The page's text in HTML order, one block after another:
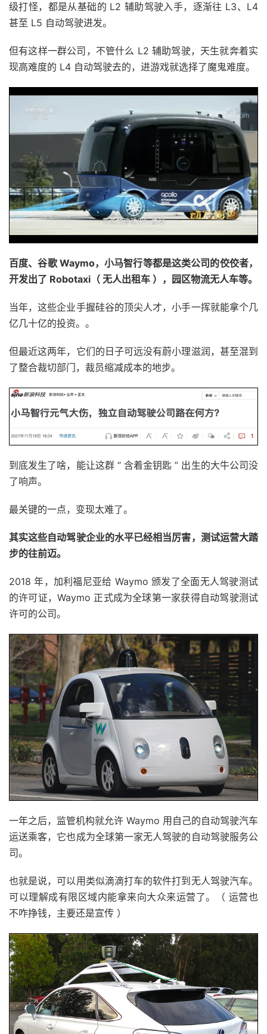
级打怪，都是从基础的 L2 辅助驾驶入手，逐渐往 L3、L4
甚至 L5 自动驾驶进发。
但有这样一群公司，不管什么 L2 辅助驾驶，天生就奔着实
现高难度的 L4 自动驾驶去的，进游戏就选择了魔鬼难度。
百度、谷歌 Waymo，小马智行等都是这类公司的佼佼者，
开发出了 Robotaxi（ 无人出租车 ），园区物流无人车等。
当年，这些企业手握硅谷的顶尖人才，小手一挥就能拿个几
亿几十亿的投资。。
但最近这两年，它们的日子可远没有蔚小理滋润，甚至混到
了整合裁切部门，裁员缩减成本的地步。
到底发生了啥，能让这群 “ 含着金钥匙 ” 出生的大牛公司没
了响声。
最关键的一点，变现太难了。
其实这些自动驾驶企业的水平已经相当厉害，测试运营大踏
步的往前迈。
2018 年，加利福尼亚给 Waymo 颁发了全面无人驾驶测试
的许可证，Waymo 正式成为全球第一家获得自动驾驶测试
许可的公司。
一年之后，监管机构就允许 Waymo 用自己的自动驾驶汽车
运送乘客，它也成为全球第一家无人驾驶的自动驾驶服务公
司。
也就是说，可以用类似滴滴打车的软件打到无人驾驶汽车。
可以理解成有限区域内能拿来向大众来运营了。（ 运营也
不咋挣钱，主要还是宣传 ）